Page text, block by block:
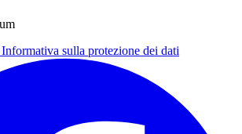
Informativa sulla protezione dei dati